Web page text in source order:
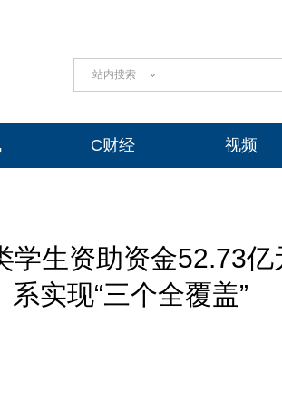
站内搜索
C财经 视频
学生资助资金52.73
系实现“三个全覆盖”